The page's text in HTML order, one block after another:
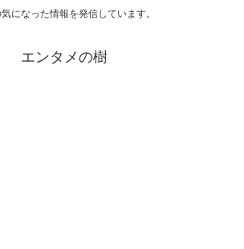
になった情報を発信しています。
エンタメの樹